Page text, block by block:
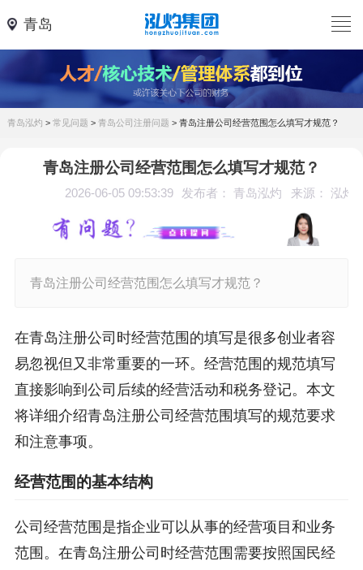
青岛
青岛泓灼 > 常见问题 > 青岛公司注册问题 > 青岛注册公司经营范围怎么填写才规范？
青岛注册公司经营范围怎么填写才规范？
2026-06-05 09:53:39 发布者： 青岛泓灼 来源： 泓灼
青岛注册公司经营范围怎么填写才规范？
在青岛注册公司时经营范围的填写是很多创业者容
易忽视但又非常重要的一环。经营范围的规范填写
直接影响到公司后续的经营活动和税务登记。本文
将详细介绍青岛注册公司经营范围填写的规范要求
和注意事项。
经营范围的基本结构
公司经营范围是指企业可以从事的经营项目和业务
范围。在青岛注册公司时经营范围需要按照国民经